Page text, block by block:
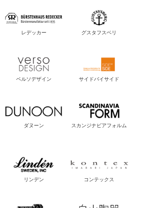
レデッカー グスタフスベリ
ベルソデザイン サイドバイサイド
ダヌーン スカンジナビアフォルム
リンデン コンテックス